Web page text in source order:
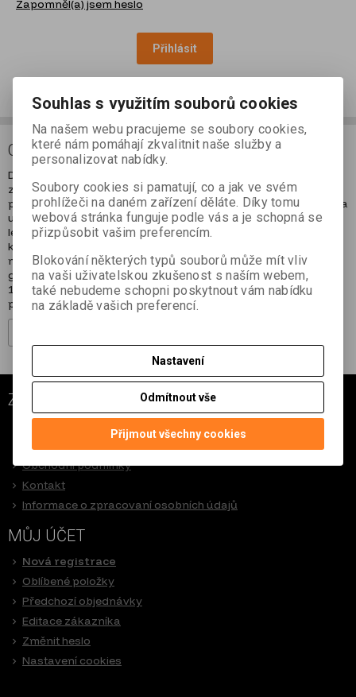
Zapomněl(a) jsem heslo
Přihlásit
ODBĚR NOVINEK
Děkujeme, že nám svěřujete vaši e-mailovou adresu pro
zasílání novinek ze světa geodetického příslušenství, vybavení
pro GIS, stavebnictví či leteckého snímkování. E-mailová adresa
u nás bude v bezpečí a zařadíme si ji do databáze na dobu 2
let, pokud si nebudete přát tuto dobu prodloužit. E-mail můžete
kdykoliv z rozesílky odhlásit – buď přímo proklikem v mailu
nebo nás kontaktujte na emailové adrese
geoshop@geoshop.cz, případně telefonicky na lince 296 801
178. Více informací (třeba o našich zpracovatelích nebo vašich
právech v oblasti osobních údajů) si můžete přečíst v
ZÁKAZNICKÝ SERVIS
Jak nakupovat
Obchodní podmínky
Kontakt
Informace o zpracovaní osobních údajů
MŮJ ÚČET
Nová registrace
Oblíbené položky
Předchozí objednávky
Editace zákazníka
Změnit heslo
Nastavení cookies
Souhlas s využitím souborů cookies
Na našem webu pracujeme se soubory cookies,
které nám pomáhají zkvalitnit naše služby a
personalizovat nabídky.
Soubory cookies si pamatují, co a jak ve svém
prohlížeči na daném zařízení děláte. Díky tomu
webová stránka funguje podle vás a je schopná se
přizpůsobit vašim preferencím.
Blokování některých typů souborů může mít vliv
na vaši uživatelskou zkušenost s naším webem,
také nebudeme schopni poskytnout vám nabídku
na základě vašich preferencí.
Nastavení
Odmítnout vše
Přijmout všechny cookies